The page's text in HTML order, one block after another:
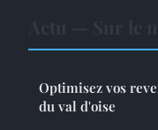
Optimisez vos
du val d'oise